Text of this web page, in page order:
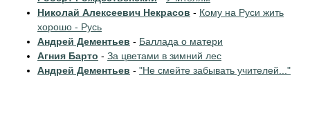
Николай Алексеевич Некрасов - Кому на Руси жить
хорошо - Русь
Андрей Дементьев - Баллада о матери
Агния Барто - За цветами в зимний лес
Андрей Дементьев - "Не смейте забывать учителей..."